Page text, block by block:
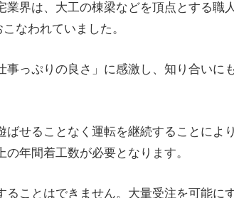
業界は、大工の棟梁などを頂点とする職
なわれていました。
っぷりの良さ」に感激し、知り合いに
ばせることなく運転を継続することによ
年間着工数が必要となります。
ことはできません。大量受注を可能に